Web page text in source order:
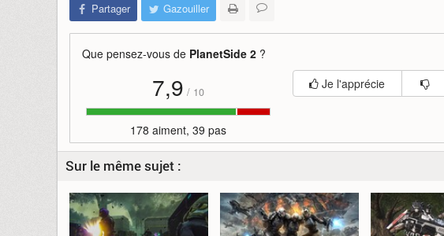
Partager Gazouiller
Que pensez-vous de PlanetSide 2 ?
7,9 / 10
178 aiment, 39 pas
Je l'apprécie
Sur le même sujet :